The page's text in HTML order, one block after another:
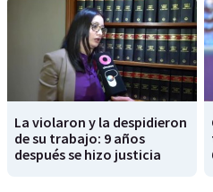
La violaron y la despidieron
de su trabajo: 9 años
después se hizo justicia